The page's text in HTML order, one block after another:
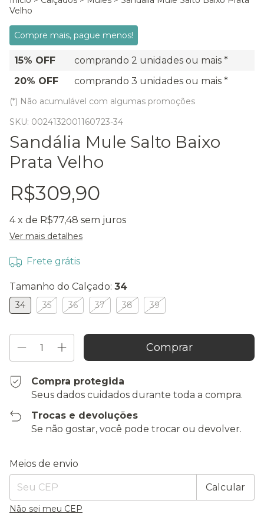
Velho
Compre mais, pague menos!
15% OFF
comprando 2 unidades ou mais *
20% OFF
comprando 3 unidades ou mais *
(*) Não acumulável com algumas promoções
SKU: 0024132001160723-34
Sandália Mule Salto Baixo
Prata Velho
R$309,90
4 x de R$77,48 sem juros
Ver mais detalhes
Frete grátis
Tamanho do Calçado: 34
34 35 36 37 38 39
Compra protegida
Seus dados cuidados durante toda a compra.
Trocas e devoluções
Se não gostar, você pode trocar ou devolver.
Entregas para o CEP:
Meios de envio
Calcular
Não sei meu CEP